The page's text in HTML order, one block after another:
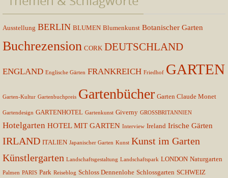
Ausstellung BERLIN BLUMEN Blumenkunst Botanischer Garten
Buchrezension CORK DEUTSCHLAND
ENGLAND Englische Gärten FRANKREICH Friedhof GARTEN
Garten-Kultur Gartenbuchpreis Gartenbücher Garten Claude Monet
Gartendesign GARTENHOTEL Gartenkunst Giverny GROSSBRITANNIEN
Hotelgarten HOTEL MIT GARTEN Interview Ireland Irische Gärten
IRLAND ITALIEN Japanischer Garten Kunst Kunst im Garten
Künstlergarten Landschaftsgestaltung Landschaftspark LONDON Naturgarten
Palmen PARIS Park Reiseblog Schloss Dennenlohe Schlossgarten SCHWEIZ